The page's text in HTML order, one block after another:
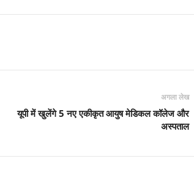
अगला लेख
यूपी में खुलेंगे 5 नए एकीकृत आयुष मेडिकल कॉलेज और
अस्पताल